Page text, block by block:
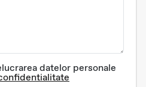
datelor personale